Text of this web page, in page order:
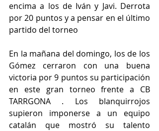
encima a los de Iván y Javi. Derrota
por 20 puntos y a pensar en el último
partido del torneo
En la mañana del domingo, los de los
Gómez cerraron con una buena
victoria por 9 puntos su participación
en este gran torneo frente a CB
TARRGONA . Los blanquirrojos
supieron imponerse a un equipo
catalán que mostró su talento